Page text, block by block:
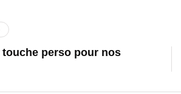
perso pour nos